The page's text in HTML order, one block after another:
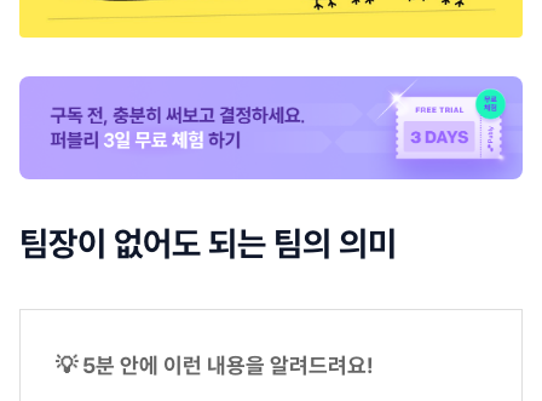
팀장이 없어도 되는 팀의 의미
💡 5분 안에 이런 내용을 알려드려요!